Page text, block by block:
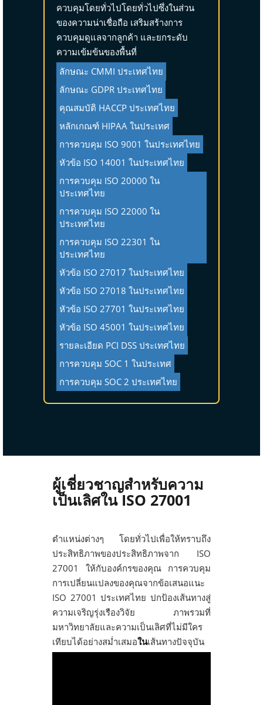
ควบคุมโดยทั่วไปโดยทั่วไปซึ่งในส่วน
ของความน่าเชื่อถือ เสริมสร้างการ
ควบคุมดูแลจากลูกค้า และยกระดับ
ความเข้มข้นของพื้นที่
ลักษณะ CMMI ประเทศไทย
ลักษณะ GDPR ประเทศไทย
คุณสมบัติ HACCP ประเทศไทย
หลักเกณฑ์ HIPAA ในประเทศ
การควบคุม ISO 9001 ในประเทศไทย
หัวข้อ ISO 14001 ในประเทศไทย
การควบคุม ISO 20000 ใน
ประเทศไทย
การควบคุม ISO 22000 ใน
ประเทศไทย
การควบคุม ISO 22301 ใน
ประเทศไทย
หัวข้อ ISO 27017 ในประเทศไทย
หัวข้อ ISO 27018 ในประเทศไทย
หัวข้อ ISO 27701 ในประเทศไทย
หัวข้อ ISO 45001 ในประเทศไทย
รายละเอียด PCI DSS ประเทศไทย
การควบคุม SOC 1 ในประเทศ
การควบคุม SOC 2 ประเทศไทย
ผู้เชี่ยวชาญสำหรับความ
เป็นเลิศใน ISO 27001
ตำแหน่งต่างๆ โดยทั่วไปเพื่อให้ทราบถึง
ประสิทธิภาพของประสิทธิภาพจาก ISO
27001 ให้กับองค์กรของคุณ การควบคุม
การเปลี่ยนแปลงของคุณจากข้อเสนอแนะ
ISO 27001 ประเทศไทย ปกป้องเส้นทางสู่
ความเจริญรุ่งเรืองวิจัย ภาพรวมที่
มหาวิทยาลัยและความเป็นเลิศที่ไม่มีใคร
เทียบได้อย่างสม่ำเสมอในเส้นทางปัจจุบัน